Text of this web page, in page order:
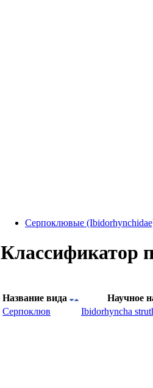
Серпоклювые
Классификатор
Название вида
Научное
Серпоклюв
Ibidorhyncha